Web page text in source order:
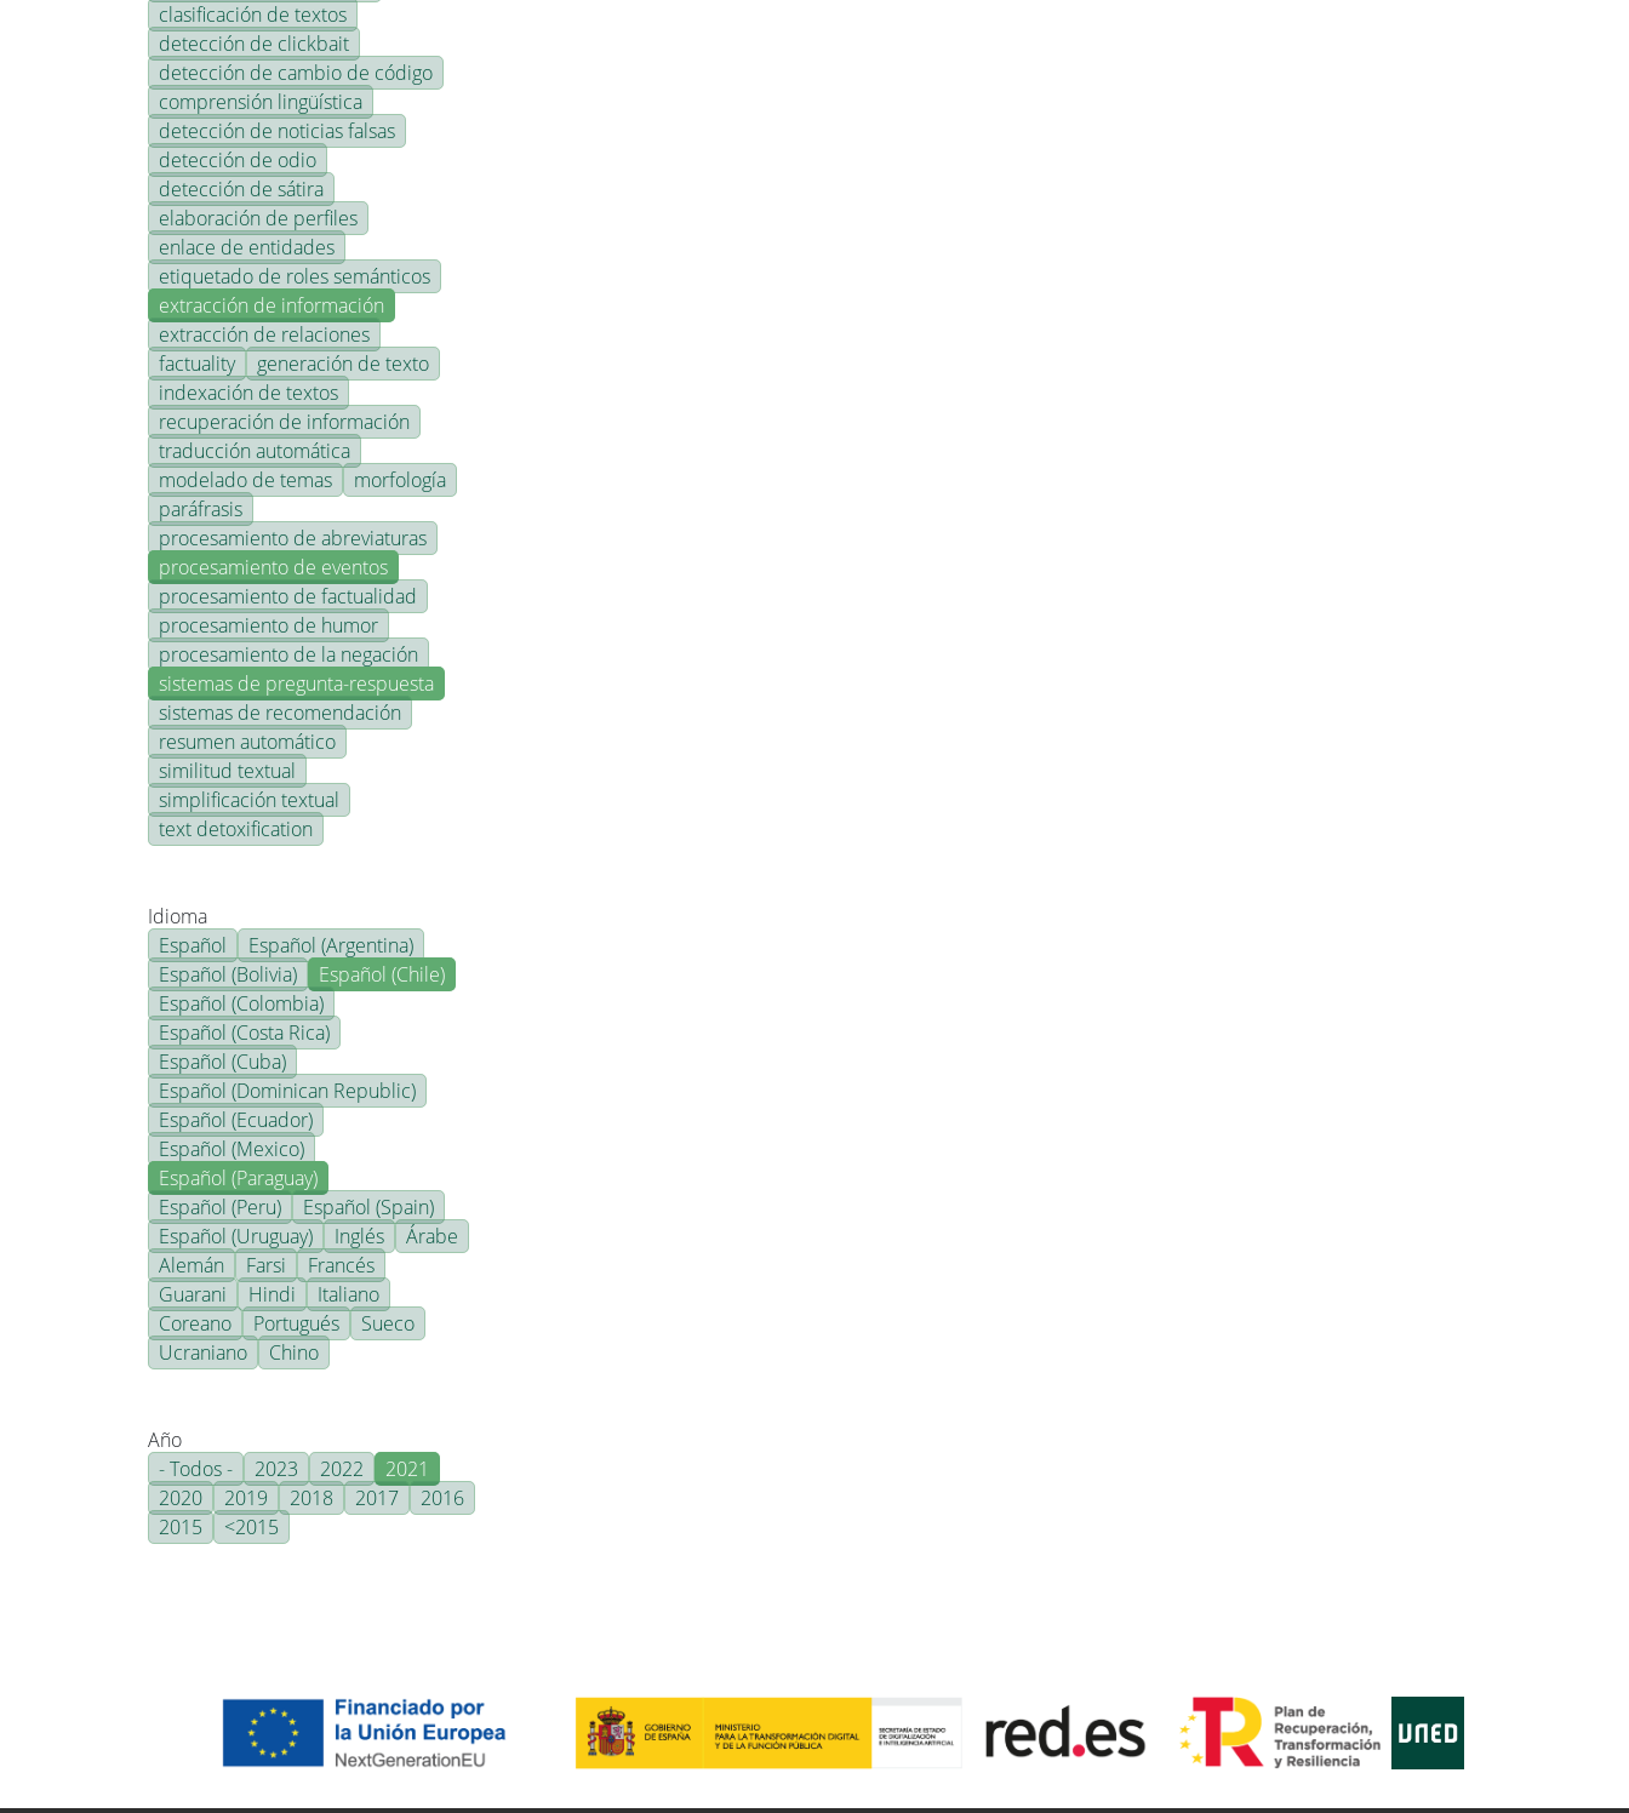
clasificación de textos
detección de clickbait
detección de cambio de código
comprensión lingüística
detección de noticias falsas
detección de odio
detección de sátira
elaboración de perfiles
enlace de entidades
etiquetado de roles semánticos
extracción de información
extracción de relaciones
factuality
generación de texto
indexación de textos
recuperación de información
traducción automática
modelado de temas
morfología
paráfrasis
procesamiento de abreviaturas
procesamiento de eventos
procesamiento de factualidad
procesamiento de humor
procesamiento de la negación
sistemas de pregunta-respuesta
sistemas de recomendación
resumen automático
similitud textual
simplificación textual
text detoxification
Idioma
Español
Español (Argentina)
Español (Bolivia)
Español (Chile)
Español (Colombia)
Español (Costa Rica)
Español (Cuba)
Español (Dominican Republic)
Español (Ecuador)
Español (Mexico)
Español (Paraguay)
Español (Peru)
Español (Spain)
Español (Uruguay)
Inglés
Árabe
Alemán
Farsi
Francés
Guarani
Hindi
Italiano
Coreano
Portugués
Sueco
Ucraniano
Chino
Año
- Todos -
2023 2022
2021
2020
2019 2018 2017
2016
2015
<2015